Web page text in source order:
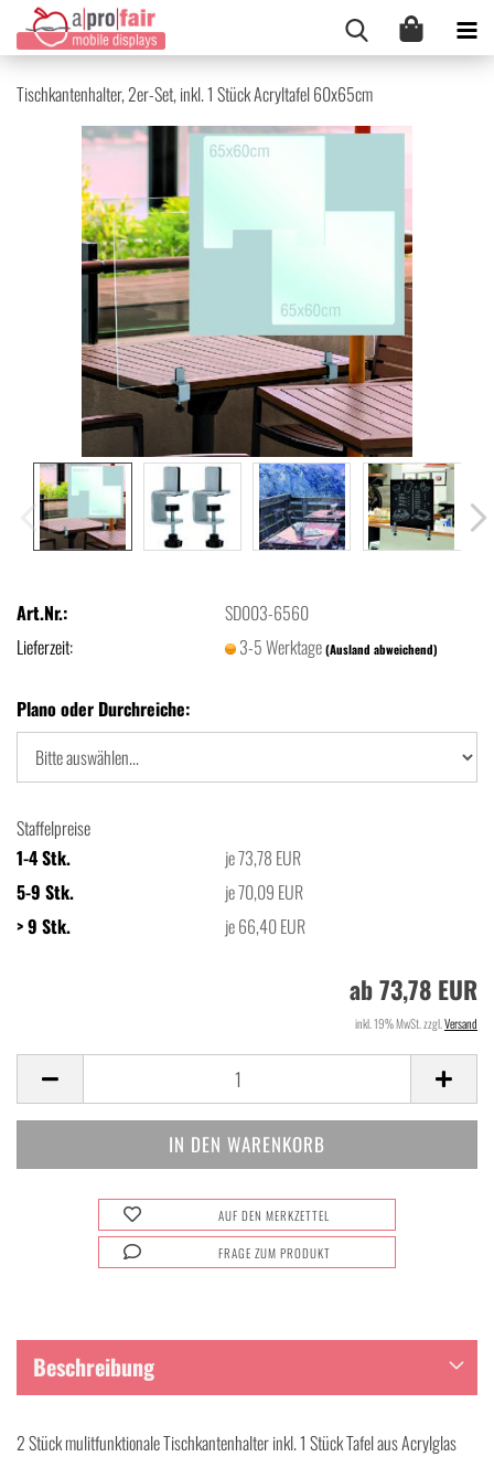
Tisch­kan­ten­hal­ter, 2er-​Set, inkl. 1 Stück Acryl­ta­fel 60x65cm
Art.Nr.:
SD003-6560
Lieferzeit:
3-5 Werktage(Ausland abweichend)
Plano oder Durchreiche:
Staffelpreise
1-4 Stk.
je 73,78 EUR
5-9 Stk.
je 70,09 EUR
> 9 Stk.
je 66,40 EUR
ab 73,78 EUR
inkl. 19% MwSt. zzgl. Versand
AUF DEN MERKZETTEL
FRAGE ZUM PRODUKT
Beschreibung
2 Stück mulitfunktionale Tischkantenhalter inkl. 1 Stück Tafel aus Acrylglas